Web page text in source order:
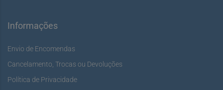
Informações
Envio de Encomendas
Cancelamento, Trocas ou Devoluções
Política de Privacidade